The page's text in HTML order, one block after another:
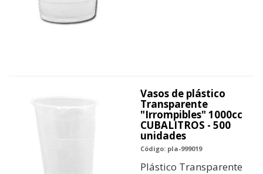
Vasos de plástico
Transparente
"Irrompibles" 1000cc
CUBALITROS - 500
unidades
Código: pla-999019
Plástico Transparente